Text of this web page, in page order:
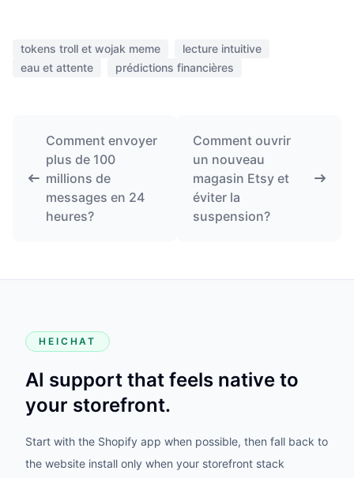
tokens troll et wojak meme
lecture intuitive
eau et attente
prédictions financières
Comment envoyer
plus de 100
millions de
messages en 24
heures?
Comment ouvrir
un nouveau
magasin Etsy et
éviter la
suspension?
HEICHAT
AI support that feels native to
your storefront.
Start with the Shopify app when possible, then fall back to
the website install only when your storefront stack